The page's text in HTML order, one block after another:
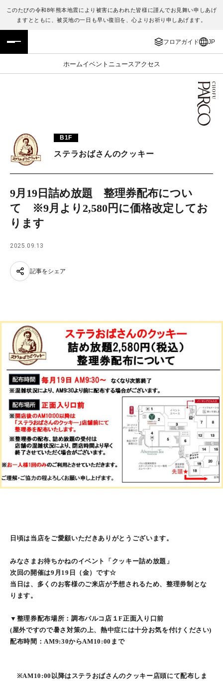
このたびの令和8年熊本地震により被害にあわれた皆様に謹んでお見舞い申しあげ
ますとともに、被災地の一日も早い復旧を、心よりお祈り申しあげます。
フロアガイド JP
ホームイベント ニュース アクセス
フロアガイド
施設案内・アクセス
TAX FREE
ENGLISH
繁体字
日本語
B1F
ステラおばさんのクッキー
9月19日詰め放題 整理券配布につい
て ※9月より2,580円に価格改定してお
ります
2025.09.13
記事をシェア
日頃は当店をご愛顧いただきありがとうございます。
みなさまお待ちかねのイベント「クッキー詰め放題」
次回の開催は9月19日（金）です☆
当日は、多くのお客様のご来店が予想されるため、整理券制とな
ります。
▼整理券配布場所：調布パルコ店１F正面入り口前
(屋外ですので暑さ対策の上、熱中症には十分お気を付けください)
配布時間：AM9:30からAM10:00まで
※AM10:00以降はステラおばさんのクッキー店頭にて配布しま